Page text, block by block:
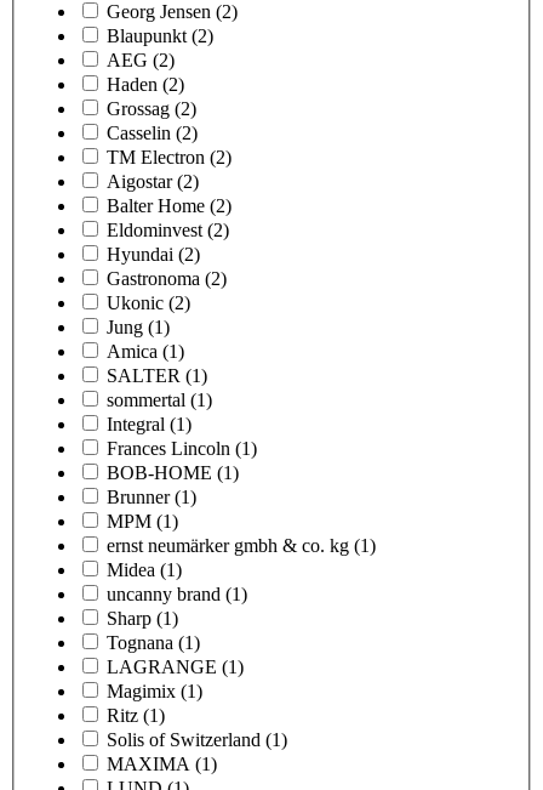
Georg Jensen (2)
Blaupunkt (2)
AEG (2)
Haden (2)
Grossag (2)
Casselin (2)
TM Electron (2)
Aigostar (2)
Balter Home (2)
Eldominvest (2)
Hyundai (2)
Gastronoma (2)
Ukonic (2)
Jung (1)
Amica (1)
SALTER (1)
sommertal (1)
Integral (1)
Frances Lincoln (1)
BOB-HOME (1)
Brunner (1)
MPM (1)
ernst neumärker gmbh & co. kg (1)
Midea (1)
uncanny brand (1)
Sharp (1)
Tognana (1)
LAGRANGE (1)
Magimix (1)
Ritz (1)
Solis of Switzerland (1)
MAXIMA (1)